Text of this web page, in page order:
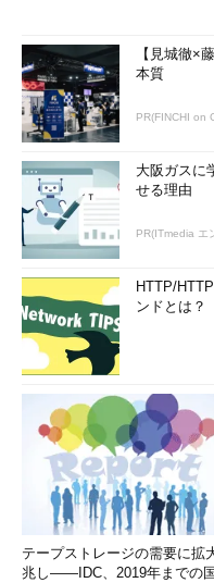
【見城徹×
本質
PR(FINCHI on
大阪ガスに
せる理由
PR(ITmedia エ
HTTP/
ンドとは？
テープストレージの需要に拡
兆し――IDC、2019年までの